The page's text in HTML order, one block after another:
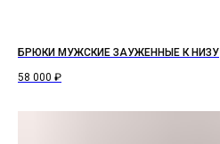
БРЮКИ МУЖСКИЕ ЗАУЖЕННЫЕ К НИЗУ
58 000 ₽